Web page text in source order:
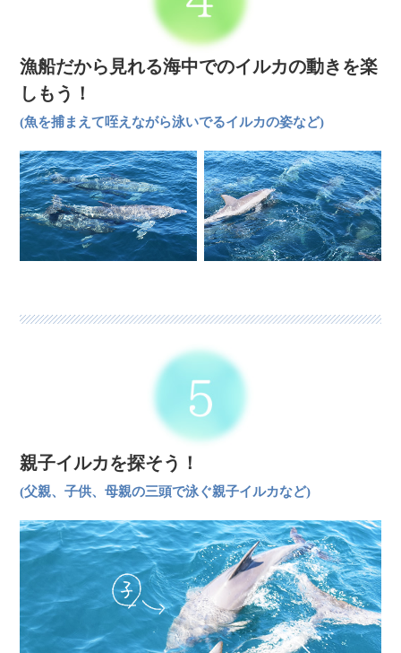
漁船だから見れる海中でのイルカの動きを楽
しもう！
(魚を捕まえて咥えながら泳いでるイルカの姿など)
親子イルカを探そう！
(父親、子供、母親の三頭で泳ぐ親子イルカなど)